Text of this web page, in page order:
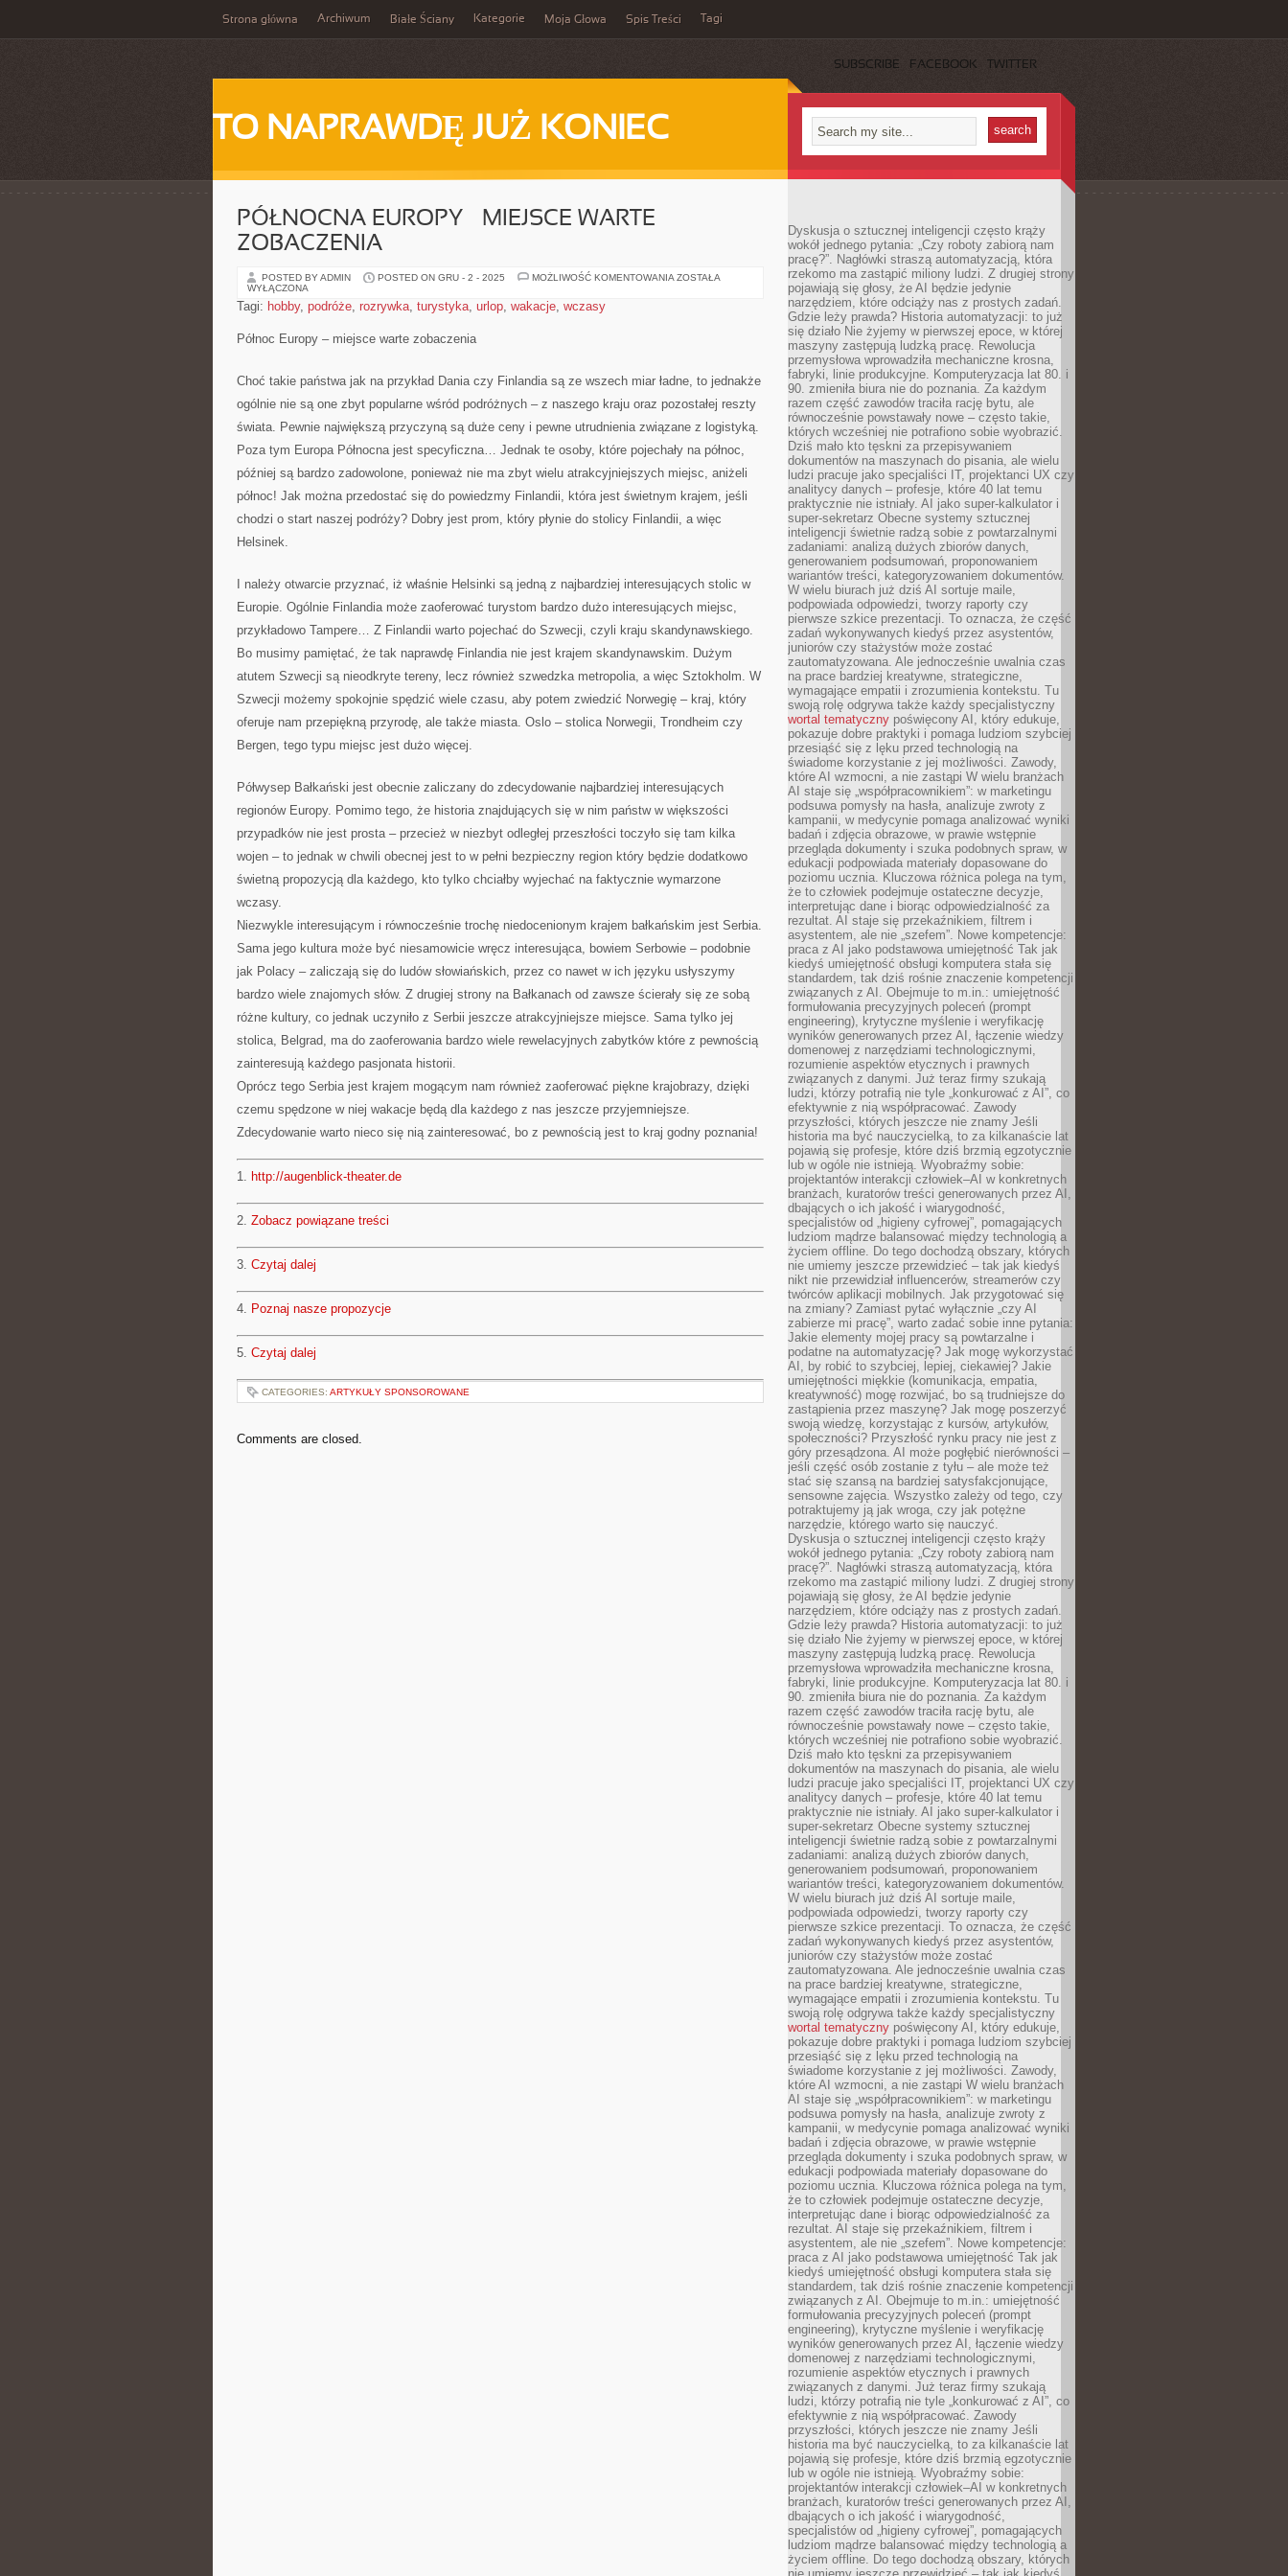
Strona główna Archiwum Białe Ściany Kategorie Moja Głowa Spis Treści Tagi
SUBSCRIBE FACEBOOK TWITTER
TO NAPRAWDĘ JUŻ KONIEC
PÓŁNOCNA EUROPY – MIEJSCE WARTE
ZOBACZENIA
POSTED BY ADMIN POSTED ON GRU - 2 - 2025 MOŻLIWOŚĆ KOMENTOWANIA PÓŁNOCNA
ZOSTAŁA
WYŁĄCZONA
Tagi: hobby, podróże, rozrywka, turystyka, urlop, wakacje, wczasy
Północ Europy – miejsce warte zobaczenia
Choć takie państwa jak na przykład Dania czy Finlandia są ze wszech miar ładne, to jednakże
ogólnie nie są one zbyt popularne wśród podróżnych – z naszego kraju oraz pozostałej reszty
świata. Pewnie największą przyczyną są duże ceny i pewne utrudnienia związane z logistyką.
Poza tym Europa Północna jest specyficzna… Jednak te osoby, które pojechały na północ,
później są bardzo zadowolone, ponieważ nie ma zbyt wielu atrakcyjniejszych miejsc, aniżeli
północ! Jak można przedostać się do powiedzmy Finlandii, która jest świetnym krajem, jeśli
chodzi o start naszej podróży? Dobry jest prom, który płynie do stolicy Finlandii, a więc
Helsinek.
I należy otwarcie przyznać, iż właśnie Helsinki są jedną z najbardziej interesujących stolic w
Europie. Ogólnie Finlandia może zaoferować turystom bardzo dużo interesujących miejsc,
przykładowo Tampere… Z Finlandii warto pojechać do Szwecji, czyli kraju skandynawskiego.
Bo musimy pamiętać, że tak naprawdę Finlandia nie jest krajem skandynawskim. Dużym
atutem Szwecji są nieodkryte tereny, lecz również szwedzka metropolia, a więc Sztokholm. W
Szwecji możemy spokojnie spędzić wiele czasu, aby potem zwiedzić Norwegię – kraj, który
oferuje nam przepiękną przyrodę, ale także miasta. Oslo – stolica Norwegii, Trondheim czy
Bergen, tego typu miejsc jest dużo więcej.
Półwysep Bałkański jest obecnie zaliczany do zdecydowanie najbardziej interesujących
regionów Europy. Pomimo tego, że historia znajdujących się w nim państw w większości
przypadków nie jest prosta – przecież w niezbyt odległej przeszłości toczyło się tam kilka
wojen – to jednak w chwili obecnej jest to w pełni bezpieczny region który będzie dodatkowo
świetną propozycją dla każdego, kto tylko chciałby wyjechać na faktycznie wymarzone
wczasy.
Niezwykle interesującym i równocześnie trochę niedocenionym krajem bałkańskim jest Serbia.
Sama jego kultura może być niesamowicie wręcz interesująca, bowiem Serbowie – podobnie
jak Polacy – zaliczają się do ludów słowiańskich, przez co nawet w ich języku usłyszymy
bardzo wiele znajomych słów. Z drugiej strony na Bałkanach od zawsze ścierały się ze sobą
różne kultury, co jednak uczyniło z Serbii jeszcze atrakcyjniejsze miejsce. Sama tylko jej
stolica, Belgrad, ma do zaoferowania bardzo wiele rewelacyjnych zabytków które z pewnością
zainteresują każdego pasjonata historii.
Oprócz tego Serbia jest krajem mogącym nam również zaoferować piękne krajobrazy, dzięki
czemu spędzone w niej wakacje będą dla każdego z nas jeszcze przyjemniejsze.
Zdecydowanie warto nieco się nią zainteresować, bo z pewnością jest to kraj godny poznania!
1. http://augenblick-theater.de
2. Zobacz powiązane treści
3. Czytaj dalej
4. Poznaj nasze propozycje
5. Czytaj dalej
CATEGORIES: ARTYKUŁY SPONSOROWANE
Comments are closed.
Dyskusja o sztucznej inteligencji często krąży
wokół jednego pytania: „Czy roboty zabiorą nam
pracę?”. Nagłówki straszą automatyzacją, która
rzekomo ma zastąpić miliony ludzi. Z drugiej strony
pojawiają się głosy, że AI będzie jedynie
narzędziem, które odciąży nas z prostych zadań.
Gdzie leży prawda? Historia automatyzacji: to już
się działo Nie żyjemy w pierwszej epoce, w której
maszyny zastępują ludzką pracę. Rewolucja
przemysłowa wprowadziła mechaniczne krosna,
fabryki, linie produkcyjne. Komputeryzacja lat 80. i
90. zmieniła biura nie do poznania. Za każdym
razem część zawodów traciła rację bytu, ale
równocześnie powstawały nowe – często takie,
których wcześniej nie potrafiono sobie wyobrazić.
Dziś mało kto tęskni za przepisywaniem
dokumentów na maszynach do pisania, ale wielu
ludzi pracuje jako specjaliści IT, projektanci UX czy
analitycy danych – profesje, które 40 lat temu
praktycznie nie istniały. AI jako super-kalkulator i
super-sekretarz Obecne systemy sztucznej
inteligencji świetnie radzą sobie z powtarzalnymi
zadaniami: analizą dużych zbiorów danych,
generowaniem podsumowań, proponowaniem
wariantów treści, kategoryzowaniem dokumentów.
W wielu biurach już dziś AI sortuje maile,
podpowiada odpowiedzi, tworzy raporty czy
pierwsze szkice prezentacji. To oznacza, że część
zadań wykonywanych kiedyś przez asystentów,
juniorów czy stażystów może zostać
zautomatyzowana. Ale jednocześnie uwalnia czas
na prace bardziej kreatywne, strategiczne,
wymagające empatii i zrozumienia kontekstu. Tu
swoją rolę odgrywa także każdy specjalistyczny
wortal tematyczny poświęcony AI, który edukuje,
pokazuje dobre praktyki i pomaga ludziom szybciej
przesiąść się z lęku przed technologią na
świadome korzystanie z jej możliwości. Zawody,
które AI wzmocni, a nie zastąpi W wielu branżach
AI staje się „współpracownikiem”: w marketingu
podsuwa pomysły na hasła, analizuje zwroty z
kampanii, w medycynie pomaga analizować wyniki
badań i zdjęcia obrazowe, w prawie wstępnie
przegląda dokumenty i szuka podobnych spraw, w
edukacji podpowiada materiały dopasowane do
poziomu ucznia. Kluczowa różnica polega na tym,
że to człowiek podejmuje ostateczne decyzje,
interpretując dane i biorąc odpowiedzialność za
rezultat. AI staje się przekaźnikiem, filtrem i
asystentem, ale nie „szefem”. Nowe kompetencje:
praca z AI jako podstawowa umiejętność Tak jak
kiedyś umiejętność obsługi komputera stała się
standardem, tak dziś rośnie znaczenie kompetencji
związanych z AI. Obejmuje to m.in.: umiejętność
formułowania precyzyjnych poleceń (prompt
engineering), krytyczne myślenie i weryfikację
wyników generowanych przez AI, łączenie wiedzy
domenowej z narzędziami technologicznymi,
rozumienie aspektów etycznych i prawnych
związanych z danymi. Już teraz firmy szukają
ludzi, którzy potrafią nie tyle „konkurować z AI”, co
efektywnie z nią współpracować. Zawody
przyszłości, których jeszcze nie znamy Jeśli
historia ma być nauczycielką, to za kilkanaście lat
pojawią się profesje, które dziś brzmią egzotycznie
lub w ogóle nie istnieją. Wyobraźmy sobie:
projektantów interakcji człowiek–AI w konkretnych
branżach, kuratorów treści generowanych przez AI,
dbających o ich jakość i wiarygodność,
specjalistów od „higieny cyfrowej”, pomagających
ludziom mądrze balansować między technologią a
życiem offline. Do tego dochodzą obszary, których
nie umiemy jeszcze przewidzieć – tak jak kiedyś
nikt nie przewidział influencerów, streamerów czy
twórców aplikacji mobilnych. Jak przygotować się
na zmiany? Zamiast pytać wyłącznie „czy AI
zabierze mi pracę”, warto zadać sobie inne pytania:
Jakie elementy mojej pracy są powtarzalne i
podatne na automatyzację? Jak mogę wykorzystać
AI, by robić to szybciej, lepiej, ciekawiej? Jakie
umiejętności miękkie (komunikacja, empatia,
kreatywność) mogę rozwijać, bo są trudniejsze do
zastąpienia przez maszynę? Jak mogę poszerzyć
swoją wiedzę, korzystając z kursów, artykułów,
społeczności? Przyszłość rynku pracy nie jest z
góry przesądzona. AI może pogłębić nierówności –
jeśli część osób zostanie z tyłu – ale może też
stać się szansą na bardziej satysfakcjonujące,
sensowne zajęcia. Wszystko zależy od tego, czy
potraktujemy ją jak wroga, czy jak potężne
narzędzie, którego warto się nauczyć.
Dyskusja o sztucznej inteligencji często krąży
wokół jednego pytania: „Czy roboty zabiorą nam
pracę?”. Nagłówki straszą automatyzacją, która
rzekomo ma zastąpić miliony ludzi. Z drugiej strony
pojawiają się głosy, że AI będzie jedynie
narzędziem, które odciąży nas z prostych zadań.
Gdzie leży prawda? Historia automatyzacji: to już
się działo Nie żyjemy w pierwszej epoce, w której
maszyny zastępują ludzką pracę. Rewolucja
przemysłowa wprowadziła mechaniczne krosna,
fabryki, linie produkcyjne. Komputeryzacja lat 80. i
90. zmieniła biura nie do poznania. Za każdym
razem część zawodów traciła rację bytu, ale
równocześnie powstawały nowe – często takie,
których wcześniej nie potrafiono sobie wyobrazić.
Dziś mało kto tęskni za przepisywaniem
dokumentów na maszynach do pisania, ale wielu
ludzi pracuje jako specjaliści IT, projektanci UX czy
analitycy danych – profesje, które 40 lat temu
praktycznie nie istniały. AI jako super-kalkulator i
super-sekretarz Obecne systemy sztucznej
inteligencji świetnie radzą sobie z powtarzalnymi
zadaniami: analizą dużych zbiorów danych,
generowaniem podsumowań, proponowaniem
wariantów treści, kategoryzowaniem dokumentów.
W wielu biurach już dziś AI sortuje maile,
podpowiada odpowiedzi, tworzy raporty czy
pierwsze szkice prezentacji. To oznacza, że część
zadań wykonywanych kiedyś przez asystentów,
juniorów czy stażystów może zostać
zautomatyzowana. Ale jednocześnie uwalnia czas
na prace bardziej kreatywne, strategiczne,
wymagające empatii i zrozumienia kontekstu. Tu
swoją rolę odgrywa także każdy specjalistyczny
wortal tematyczny poświęcony AI, który edukuje,
pokazuje dobre praktyki i pomaga ludziom szybciej
przesiąść się z lęku przed technologią na
świadome korzystanie z jej możliwości. Zawody,
które AI wzmocni, a nie zastąpi W wielu branżach
AI staje się „współpracownikiem”: w marketingu
podsuwa pomysły na hasła, analizuje zwroty z
kampanii, w medycynie pomaga analizować wyniki
badań i zdjęcia obrazowe, w prawie wstępnie
przegląda dokumenty i szuka podobnych spraw, w
edukacji podpowiada materiały dopasowane do
poziomu ucznia. Kluczowa różnica polega na tym,
że to człowiek podejmuje ostateczne decyzje,
interpretując dane i biorąc odpowiedzialność za
rezultat. AI staje się przekaźnikiem, filtrem i
asystentem, ale nie „szefem”. Nowe kompetencje:
praca z AI jako podstawowa umiejętność Tak jak
kiedyś umiejętność obsługi komputera stała się
standardem, tak dziś rośnie znaczenie kompetencji
związanych z AI. Obejmuje to m.in.: umiejętność
formułowania precyzyjnych poleceń (prompt
engineering), krytyczne myślenie i weryfikację
wyników generowanych przez AI, łączenie wiedzy
domenowej z narzędziami technologicznymi,
rozumienie aspektów etycznych i prawnych
związanych z danymi. Już teraz firmy szukają
ludzi, którzy potrafią nie tyle „konkurować z AI”, co
efektywnie z nią współpracować. Zawody
przyszłości, których jeszcze nie znamy Jeśli
historia ma być nauczycielką, to za kilkanaście lat
pojawią się profesje, które dziś brzmią egzotycznie
lub w ogóle nie istnieją. Wyobraźmy sobie:
projektantów interakcji człowiek–AI w konkretnych
branżach, kuratorów treści generowanych przez AI,
dbających o ich jakość i wiarygodność,
specjalistów od „higieny cyfrowej”, pomagających
ludziom mądrze balansować między technologią a
życiem offline. Do tego dochodzą obszary, których